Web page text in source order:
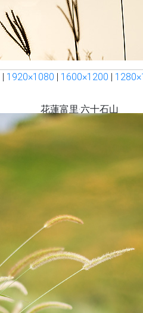
| 1920×1080 | 1600×1200 |
花蓮富里‧六十石山